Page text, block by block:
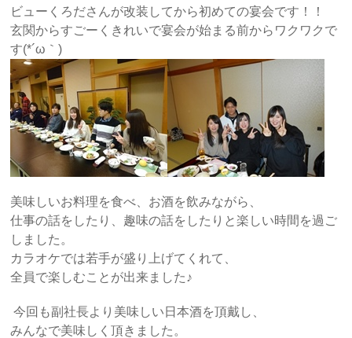
ビューくろださんが改装してから初めての宴会です！！
玄関からすごーくきれいで宴会が始まる前からワクワクで
す(*´ω｀)
美味しいお料理を食べ、お酒を飲みながら、
仕事の話をしたり、趣味の話をしたりと楽しい時間を過ご
しました。
カラオケでは若手が盛り上げてくれて、
全員で楽しむことが出来ました♪
今回も副社長より美味しい日本酒を頂戴し、
みんなで美味しく頂きました。